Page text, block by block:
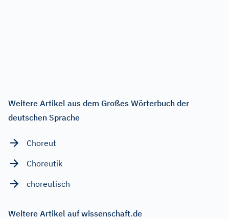
Weitere Artikel aus dem Großes Wörterbuch der
deutschen Sprache
Choreut
Choreutik
choreutisch
Weitere Artikel auf wissenschaft.de